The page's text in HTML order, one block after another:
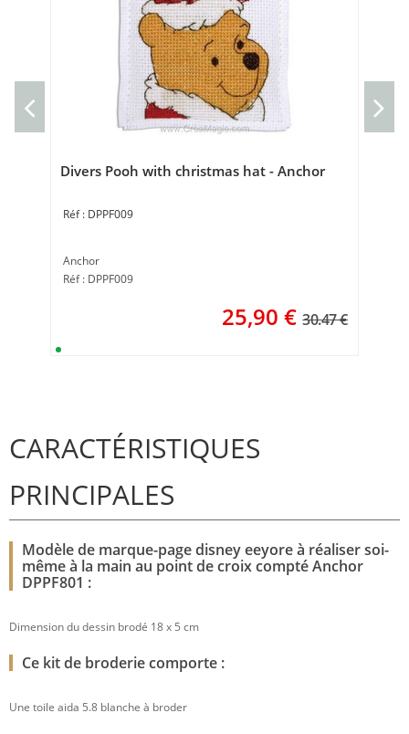
Divers Pooh with christmas hat - Anchor
DPPF009
Anchor
Réf : DPPF009
25,90 € 30.47 €
CARACTÉRISTIQUES
PRINCIPALES
Modèle de marque-page disney eeyore à réaliser soi-
même à la main au point de croix compté Anchor
DPPF801 :
Dimension du dessin brodé 18 x 5 cm
Ce kit de broderie comporte :
Une toile aida 5.8 blanche à broder